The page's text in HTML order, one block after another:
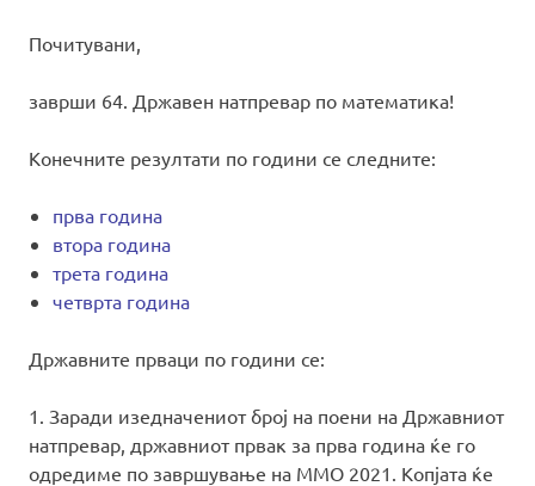
Почитувани,
заврши 64. Државен натпревар по математика!
Конечните резултати по години се следните:
прва година
втора година
трета година
четврта година
Државните прваци по години се:
1. Заради изедначениот број на поени на Државниот
натпревар, државниот првак за прва година ќе го
одредиме по завршување на ММО 2021. Копјата ќе